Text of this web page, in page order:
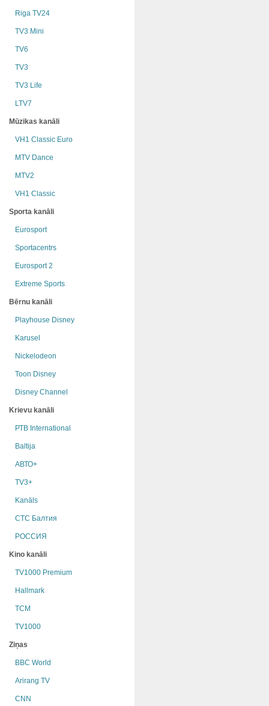
Riga TV24
TV3 Mini
TV6
TV3
TV3 Life
LTV7
Mūzikas kanāli
VH1 Classic Euro
MTV Dance
MTV2
VH1 Classic
Sporta kanāli
Eurosport
Sportacentrs
Eurosport 2
Extreme Sports
Bērnu kanāli
Playhouse Disney
Karusel
Nickelodeon
Toon Disney
Disney Channel
Krievu kanāli
РТB International
Baltija
АВТО+
TV3+
Kanāls
СТС Балтия
РОССИЯ
Kino kanāli
TV1000 Premium
Hallmark
TCM
TV1000
Ziņas
BBC World
Arirang TV
CNN